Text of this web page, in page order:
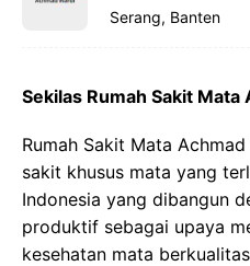
Serang, Banten
Sekilas Rumah Sakit Mata
Rumah Sakit Mata
sakit khusus mata yang
Indonesia yang dibangun
produktif sebagai upaya
kesehatan mata